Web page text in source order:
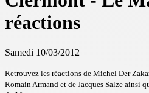
réactions
Samedi 10/03/2012
Retrouvez les réactions de Michel Der
Romain Armand et de Jacques Salze ainsi